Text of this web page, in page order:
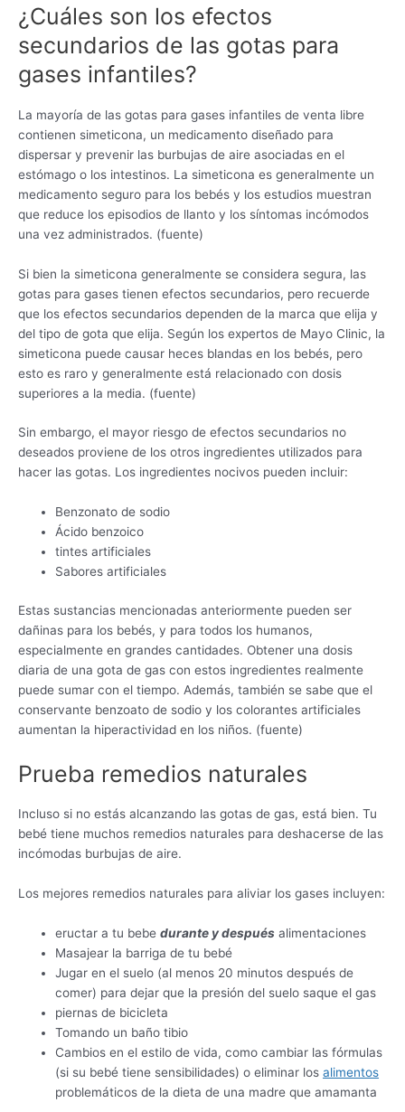
¿Cuáles son los efectos
secundarios de las gotas para
gases infantiles?
La mayoría de las gotas para gases infantiles de venta libre
contienen simeticona, un medicamento diseñado para
dispersar y prevenir las burbujas de aire asociadas en el
estómago o los intestinos. La simeticona es generalmente un
medicamento seguro para los bebés y los estudios muestran
que reduce los episodios de llanto y los síntomas incómodos
una vez administrados. (fuente)
Si bien la simeticona generalmente se considera segura, las
gotas para gases tienen efectos secundarios, pero recuerde
que los efectos secundarios dependen de la marca que elija y
del tipo de gota que elija. Según los expertos de Mayo Clinic, la
simeticona puede causar heces blandas en los bebés, pero
esto es raro y generalmente está relacionado con dosis
superiores a la media. (fuente)
Sin embargo, el mayor riesgo de efectos secundarios no
deseados proviene de los otros ingredientes utilizados para
hacer las gotas. Los ingredientes nocivos pueden incluir:
Benzonato de sodio
Ácido benzoico
tintes artificiales
Sabores artificiales
Estas sustancias mencionadas anteriormente pueden ser
dañinas para los bebés, y para todos los humanos,
especialmente en grandes cantidades. Obtener una dosis
diaria de una gota de gas con estos ingredientes realmente
puede sumar con el tiempo. Además, también se sabe que el
conservante benzoato de sodio y los colorantes artificiales
aumentan la hiperactividad en los niños. (fuente)
Prueba remedios naturales
Incluso si no estás alcanzando las gotas de gas, está bien. Tu
bebé tiene muchos remedios naturales para deshacerse de las
incómodas burbujas de aire.
Los mejores remedios naturales para aliviar los gases incluyen:
eructar a tu bebedurante y después alimentaciones
Masajear la barriga de tu bebé
Jugar en el suelo (al menos 20 minutos después de
comer) para dejar que la presión del suelo saque el gas
piernas de bicicleta
Tomando un baño tibio
Cambios en el estilo de vida, como cambiar las fórmulas
(si su bebé tiene sensibilidades) o eliminar losalimentos
problemáticos de la dieta de una madre que amamanta